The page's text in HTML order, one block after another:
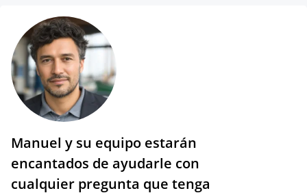
Manuel y su equipo estarán
encantados de ayudarle con
cualquier pregunta que tenga